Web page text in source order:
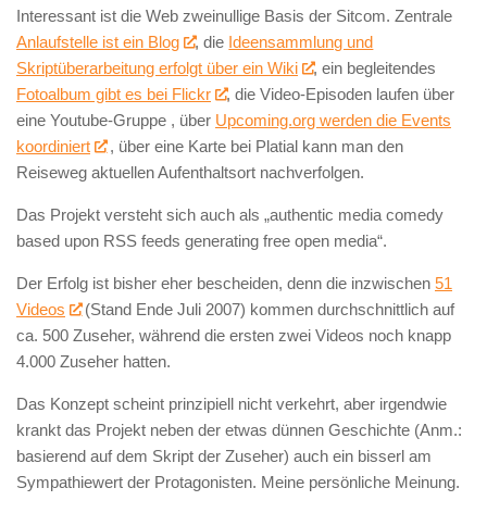
Interessant ist die Web zweinullige Basis der Sitcom. Zentrale
Anlaufstelle ist ein Blog
, die Ideensammlung und
Skriptüberarbeitung erfolgt über ein Wiki
, ein begleitendes
Fotoalbum gibt es bei Flickr
, die Video-Episoden laufen über
eine Youtube-Gruppe , über Upcoming.org werden die Events
koordiniert
, über eine Karte bei Platial kann man den
Reiseweg aktuellen Aufenthaltsort nachverfolgen.
Das Projekt versteht sich auch als „authentic media comedy
based upon RSS feeds generating free open media“.
Der Erfolg ist bisher eher bescheiden, denn die inzwischen 51
Videos
(Stand Ende Juli 2007) kommen durchschnittlich auf
ca. 500 Zuseher, während die ersten zwei Videos noch knapp
4.000 Zuseher hatten.
Das Konzept scheint prinzipiell nicht verkehrt, aber irgendwie
krankt das Projekt neben der etwas dünnen Geschichte (Anm.:
basierend auf dem Skript der Zuseher) auch ein bisserl am
Sympathiewert der Protagonisten. Meine persönliche Meinung.